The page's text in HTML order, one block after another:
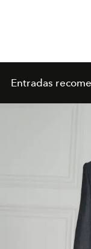
Entradas